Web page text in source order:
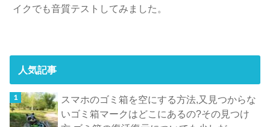
イクでも音質テストしてみました。
人気記事
スマホのゴミ箱を空にする方法,又見つからな
いゴミ箱マークはどこにあるの?その見つけ